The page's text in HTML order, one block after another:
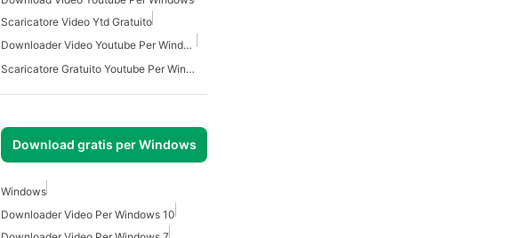
Scaricatore Video Ytd Gratuito
Downloader Video Youtube Per Windows
Scaricatore Gratuito Youtube Per Windows
Download gratis per Windows
Windows
Downloader Video Per Windows 10